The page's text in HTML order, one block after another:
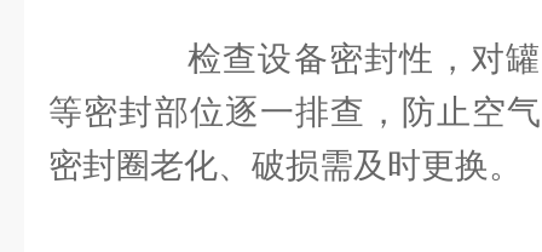
检查设备密封性，对罐
等密封部位逐一排查，防止空
密封圈老化、破损需及时更换。